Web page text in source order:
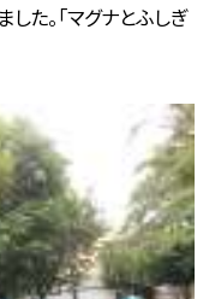
た。「マグナとふしぎ